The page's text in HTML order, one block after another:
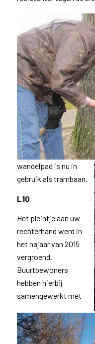
wandelpad is nu in
gebruik als trambaan.
L10
Het pleintje aan uw
rechterhand werd in
het najaar van 2015
vergroend.
Buurtbewoners
hebben hierbij
samengewerkt met